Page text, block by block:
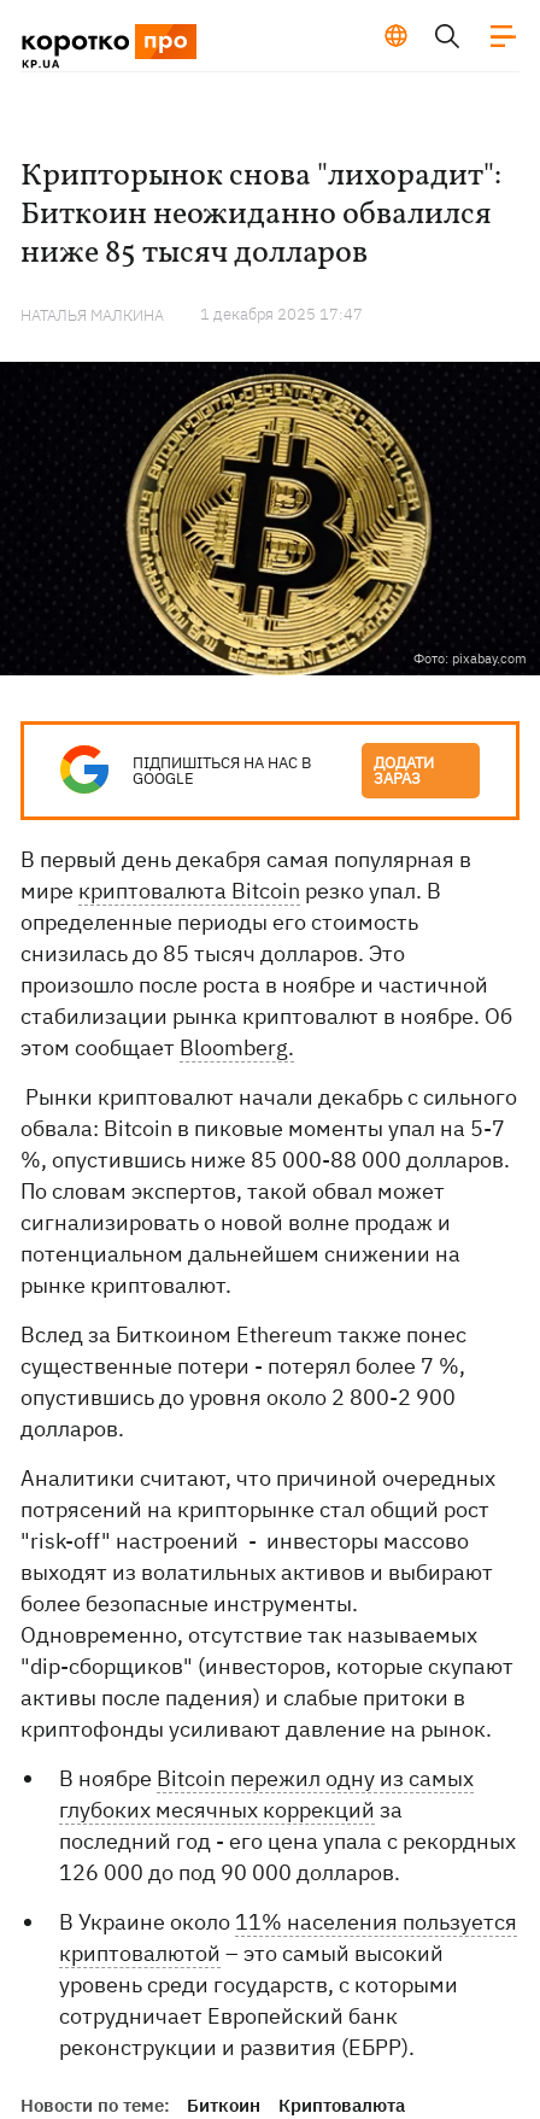
Крипторынок снова "лихорадит":
Биткоин неожиданно обвалился
ниже 85 тысяч долларов
НАТАЛЬЯ МАЛКИНА 1 декабря 2025 17:47
Фото: pixabay.com
ПІДПИШІТЬСЯ НА НАС В
GOOGLE
ДОДАТИ
ЗАРАЗ
В первый день декабря самая популярная в
мире криптовалюта Bitcoin резко упал. В
определенные периоды его стоимость
снизилась до 85 тысяч долларов. Это
произошло после роста в ноябре и частичной
стабилизации рынка криптовалют в ноябре. Об
этом сообщает Bloomberg.
Рынки криптовалют начали декабрь с сильного
обвала: Bitcoin в пиковые моменты упал на 5-7
%, опустившись ниже 85 000-88 000 долларов.
По словам экспертов, такой обвал может
сигнализировать о новой волне продаж и
потенциальном дальнейшем снижении на
рынке криптовалют.
Вслед за Биткоином Ethereum также понес
существенные потери - потерял более 7 %,
опустившись до уровня около 2 800-2 900
долларов.
Аналитики считают, что причиной очередных
потрясений на крипторынке стал общий рост
"risk-off" настроений - инвесторы массово
выходят из волатильных активов и выбирают
более безопасные инструменты.
Одновременно, отсутствие так называемых
"dip-сборщиков" (инвесторов, которые скупают
активы после падения) и слабые притоки в
криптофонды усиливают давление на рынок.
В ноябре Bitcoin пережил одну из самых
глубоких месячных коррекций за
последний год - его цена упала с рекордных
126 000 до под 90 000 долларов.
В Украине около 11% населения пользуется
криптовалютой – это самый высокий
уровень среди государств, с которыми
сотрудничает Европейский банк
реконструкции и развития (ЕБРР).
Новости по теме: Биткоин Криптовалюта